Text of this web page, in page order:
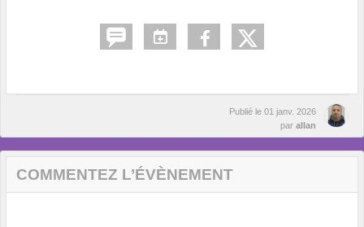
Publié le 01 janv. 2026
par allan
COMMENTEZ L’ÉVÈNEMENT